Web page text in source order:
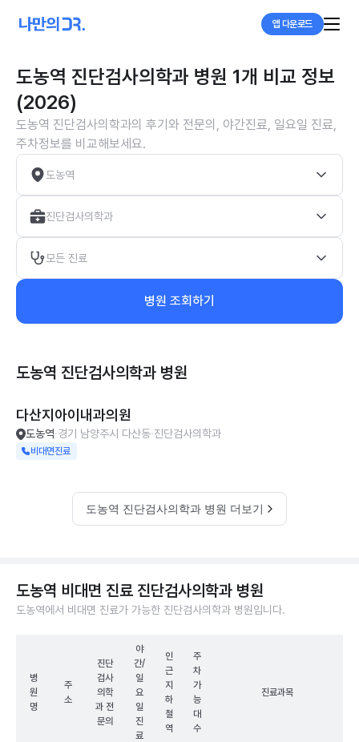
앱 다운로드
도농역 진단검사의학과 병원 1개 비교 정보
(2026)
도농역 진단검사의학과의 후기와 전문의, 야간진료, 일요일 진료,
주차정보를 비교해보세요.
도농역
진단검사의학과
모든 진료
병원 조회하기
도농역 진단검사의학과 병원
다산지아이내과의원
도농역 경기 남양주시 다산동 진단검사의학과
비대면진료
도농역 진단검사의학과 병원 더보기
도농역 비대면 진료 진단검사의학과 병원
도농역에서 비대면 진료가 가능한 진단검사의학과 병원입니다.
병
원
명
주
소
진단
검사
의학
과 전
문의
야
간/
일
요
일
진
료
인
근
지
하
철
역
주
차
가
능
대
수
진료과목